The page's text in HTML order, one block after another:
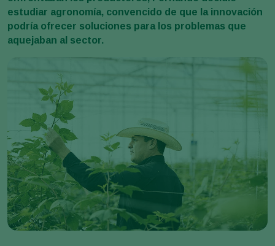
estudiar agronomía, convencido de que la innovación
podría ofrecer soluciones para los problemas que
aquejaban al sector.